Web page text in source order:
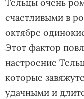
счастливыми в
октябре
Этот фактор
настроение
которые
удачными и